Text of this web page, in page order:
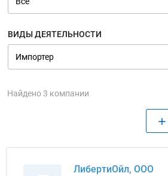
ВИДЫ ДЕЯТЕЛЬНОСТИ
Найдено 3 компании
ЛибертиОйл, ООО